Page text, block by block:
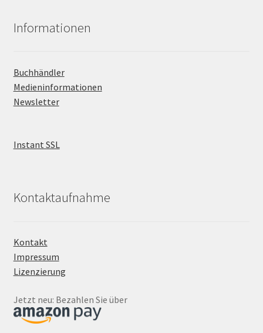
Informationen
Buchhändler
Medieninformationen
Newsletter
Instant SSL
Kontaktaufnahme
Kontakt
Impressum
Lizenzierung
Jetzt neu: Bezahlen Sie über